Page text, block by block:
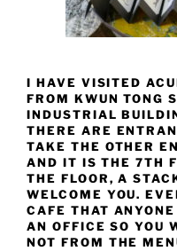
I HAVE VISITED
FROM KWUN TONG
INDUSTRIAL
THERE ARE
TAKE THE OTHER
AND IT IS THE 7TH
THE FLOOR, A
WELCOME YOU.
CAFE THAT
AN OFFICE SO YOU
NOT FROM THE